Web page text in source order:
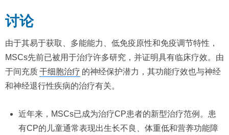
讨论
由于其易于获取、多能能力、低免疫原性和免疫调节特性，
MSCs先前已被用于治疗许多研究，并证明具有临床疗效。由
于间充质干细胞治疗 的神经保护潜力，其功能疗效也与神经
和神经退行性疾病的治疗有关。
近年来，MSCs已成为治疗CP患者的新型治疗范例。患
有CP的儿童通常表现出生长不良、体重低和营养功能障